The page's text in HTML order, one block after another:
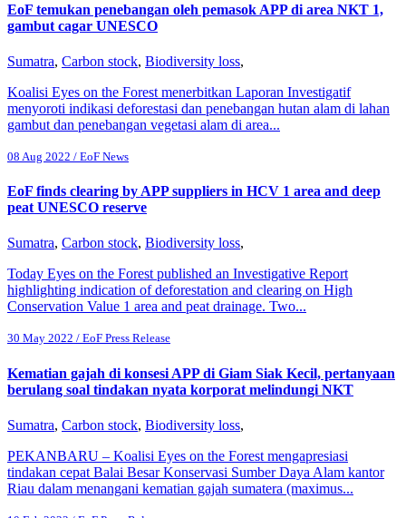
EoF temukan penebangan oleh pemasok APP di area NKT 1,
gambut cagar UNESCO
Sumatra, Carbon stock, Biodiversity loss,
Koalisi Eyes on the Forest menerbitkan Laporan Investigatif
menyoroti indikasi deforestasi dan penebangan hutan alam di lahan
gambut dan penebangan vegetasi alam di area...
08 Aug 2022 / EoF News
EoF finds clearing by APP suppliers in HCV 1 area and deep
peat UNESCO reserve
Sumatra, Carbon stock, Biodiversity loss,
Today Eyes on the Forest published an Investigative Report
highlighting indication of deforestation and clearing on High
Conservation Value 1 area and peat drainage. Two...
30 May 2022 / EoF Press Release
Kematian gajah di konsesi APP di Giam Siak Kecil, pertanyaan
berulang soal tindakan nyata korporat melindungi NKT
Sumatra, Carbon stock, Biodiversity loss,
PEKANBARU – Koalisi Eyes on the Forest mengapresiasi
tindakan cepat Balai Besar Konservasi Sumber Daya Alam kantor
Riau dalam menangani kematian gajah sumatera (maximus...